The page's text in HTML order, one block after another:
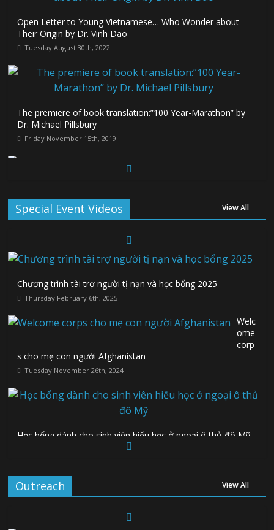
Open Letter to Young Vietnamese… Who Wonder about
Their Origin by Dr. Vinh Dao
Tuesday August 30th, 2022
The premiere of book translation:”100 Year-Marathon” by
Dr. Michael Pillsbury
Friday November 15th, 2019
to my beloved children and grandchildren
Tuesday April 9th, 2019
Special Event Videos View All
Chương trình tài trợ người tị nạn và học bổng 2025
Thursday February 6th, 2025
Welc
ome
corp
s cho mẹ con người Afghanistan
Tuesday November 26th, 2024
Học bổng dành cho sinh viên hiếu học ở ngoại ô thủ đô Mỹ
Outreach View All